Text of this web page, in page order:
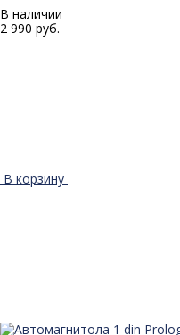
В наличии
2 990 руб.
В корзину